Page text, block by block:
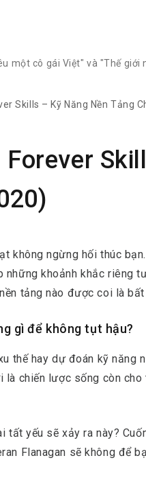
một cô gái Việt" và "Thế giới
Skills – Kỹ Năng Nền Tảng
Forever
không ngừng hối thúc
những khoảnh khắc riêng
tảng nào được coi là
gì để không tụt hậu?
thế hay dự đoán kỹ năng
là chiến lược sống còn
tất yếu sẽ xảy ra này?
Flanagan sẽ không để